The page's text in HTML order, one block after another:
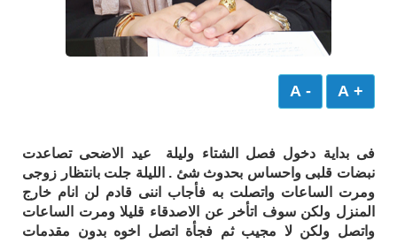
+ A
- A
فى بداية دخول فصل الشتاء وليلة عيد الاضحى تصاعدت
نبضات قلبى واحساس بحدوث شئ . الليلة جلت بانتظار زوجى
ومرت الساعات واتصلت به فأجاب اننى قادم لن انام خارج
المنزل ولكن سوف اتأخر عن الاصدقاء قليلا ومرت الساعات
واتصل ولكن لا مجيب ثم فجأة اتصل اخوه بدون مقدمات